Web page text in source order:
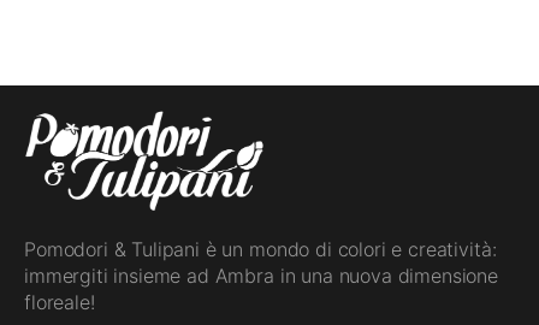
Pomodori & Tulipani è un mondo di colori e creatività:
immergiti insieme ad Ambra in una nuova dimensione
floreale!